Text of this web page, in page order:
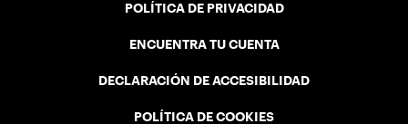
POLÍTICA DE PRIVACIDAD
ENCUENTRA TU CUENTA
DECLARACIÓN DE ACCESIBILIDAD
POLÍTICA DE COOKIES